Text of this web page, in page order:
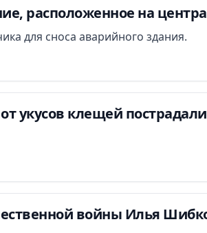
расположенное на
для сноса аварийного здания.
укусов клещей
войны Илья